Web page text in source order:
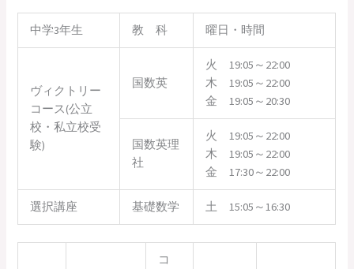
中学3年生 教 科 曜日・時間
ヴィクトリー
コース(公立
校・私立校受
験)
国数英
火 19:05～22:00
木 19:05～22:00
金 19:05～20:30
国数英理
社
火 19:05～22:00
木 19:05～22:00
金 17:30～22:00
選択講座 基礎数学 土 15:05～16:30
コ